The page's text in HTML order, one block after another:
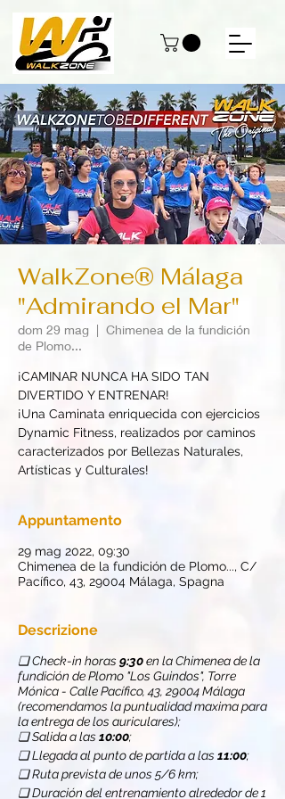
WalkZone® Málaga
"Admirando el Mar"
dom 29 mag
  |
Chimenea de la fundición
de Plomo...
¡CAMINAR NUNCA HA SIDO TAN
DIVERTIDO Y ENTRENAR!
¡Una Caminata enriquecida con ejercicios
Dynamic Fitness, realizados por caminos
caracterizados por Bellezas Naturales,
Artísticas y Culturales!
Appuntamento
29 mag 2022, 09:30
Chimenea de la fundición de Plomo..., C/
Pacífico, 43, 29004 Málaga, Spagna
Descrizione
❏ Check-in horas9:30en la Chimenea de la
fundición de Plomo "Los Guindos", Torre
Mónica - Calle Pacífico, 43, 29004 Málaga
(recomendamos la puntualidad maxima para
la entrega de los auriculares);
❏ Salida a las 10:00;
❏ Llegada al punto de partida a las11:00;
❏ Ruta prevista de unos 5/6 km;
❏ Duración del entrenamiento alrededor de 1